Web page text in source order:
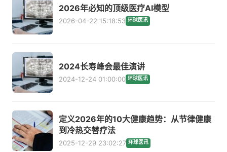
2026年必知的顶级医疗AI模型
2026-04-22 15:18:53 环球医讯
2024长寿峰会最佳演讲
2024-12-24 01:00:00 环球医讯
定义2026年的10大健康趋势：从节律健康
到冷热交替疗法
2025-12-29 23:02:27 环球医讯